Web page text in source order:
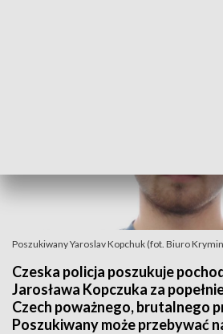
Poszukiwany Yaroslav Kopchuk (fot. Biuro
Czeska policja poszukuje
Jarosława Kopczuka za
Czech poważnego, brutalnego
Poszukiwany może przebywać